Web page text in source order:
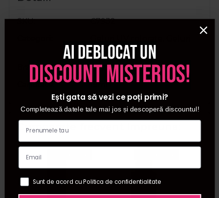
SKU
C7932
de constructie
Brand
Cupio
Cantitate
15ml
Cumparate frecvent impreuna:
Ai deblocat un
discount misterios!
Ești gata să vezi ce poți primi?
Completează datele tale mai jos și descoperă discountul!
Sunt de acord cu Politica de confidentialitate